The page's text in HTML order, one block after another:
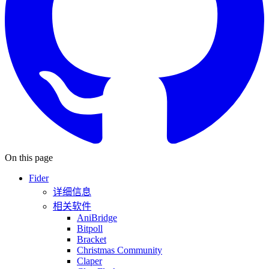
On this page
Fider
详细信息
相关软件
AniBridge
Bitpoll
Bracket
Christmas Community
Claper